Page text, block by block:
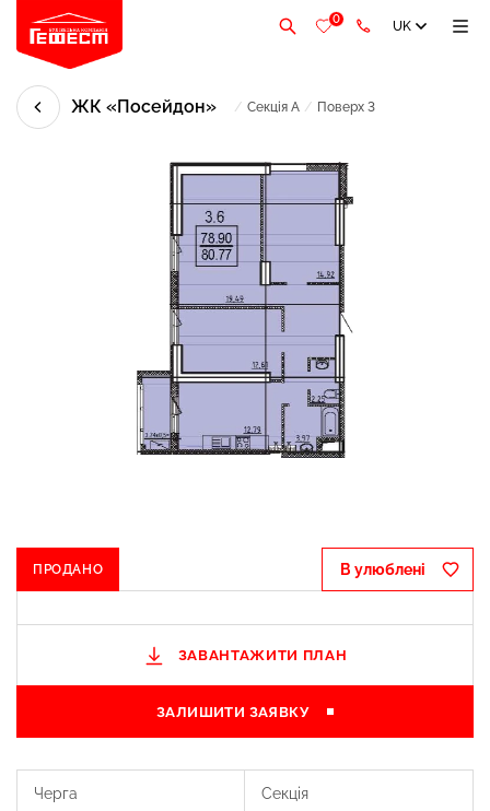
0 UK
ЖК «Посейдон» / Секція А / Поверх 3
ПРОДАНО В улюблені
ЗАВАНТАЖИТИ ПЛАН
ЗАЛИШИТИ ЗАЯВКУ
Черга
Секція